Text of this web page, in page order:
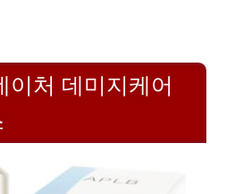
이처 데미지케어